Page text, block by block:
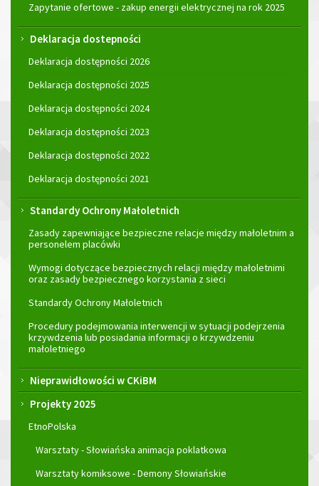
Zapytanie ofertowe - zakup energii elektrycznej na rok 2025
Deklaracja dostepności
Deklaracja dostępności 2026
Deklaracja dostępności 2025
Deklaracja dostępności 2024
Deklaracja dostępności 2023
Deklaracja dostępności 2022
Deklaracja dostępności 2021
Standardy Ochrony Małoletnich
Zasady zapewniające bezpieczne relacje między małoletnim a
personelem placówki
Wymogi dotyczące bezpiecznych relacji między małoletnimi
oraz zasady bezpiecznego korzystania z sieci
Standardy Ochrony Małoletnich
Procedury podejmowania interwencji w sytuacji podejrzenia
krzywdzenia lub posiadania informacji o krzywdzeniu
małoletniego
Nieprawidłowości w CKiBM
Projekty 2025
EtnoPolska
Warsztaty - Słowiańska animacja poklatkowa
Warsztaty komiksowe - Demony Słowiańskie